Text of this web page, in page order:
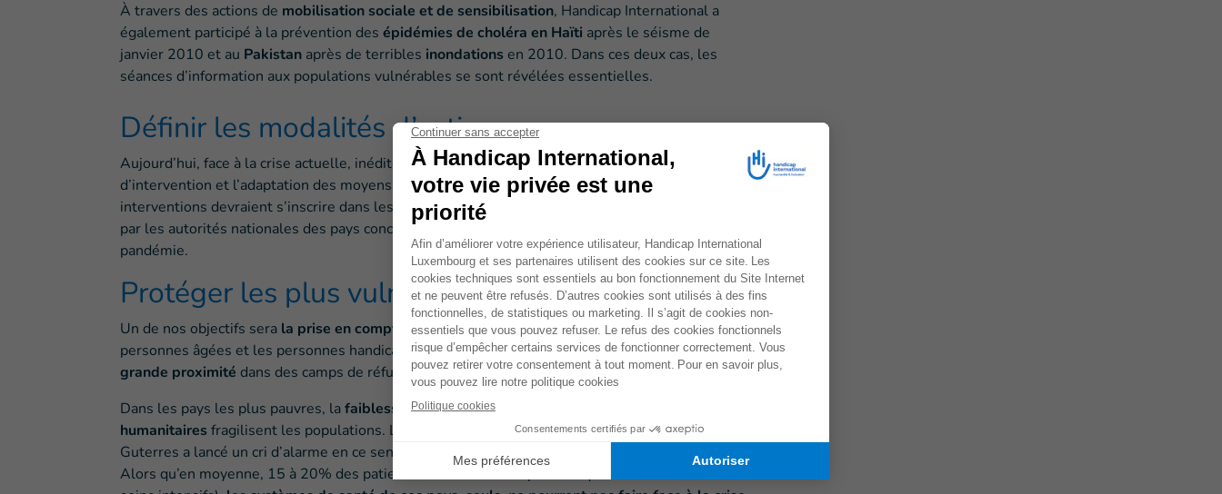
À travers des actions de mobilisation sociale et de sensibilisation, Handicap International a
également participé à la prévention des épidémies de choléra en Haïti après le séisme de
janvier 2010 et au Pakistan après de terribles inondations en 2010. Dans ces deux cas, les
séances d’information aux populations vulnérables se sont révélées essentielles.
Définir les modalités d’action
Aujourd’hui, face à la crise actuelle, inédite, l’association étudie les meilleures modalités
d’intervention et l’adaptation des moyens nécessaires pour les mettre en œuvre. Nos
interventions devraient s’inscrire dans les
stratégies de réponse au Covid-19
par les autorités nationales des pays concernés et par tous les acteurs de la réponse à la
pandémie.
Protéger les plus vulnérables Covid-19
Un de nos objectifs sera la prise en compte des populations vulnérables , notamment les
personnes âgées et les personnes handicapées, mais également les personnes vivant entrès
grande proximité dans des camps de réfugiés qui sont particulièrement à risque.
Dans les pays les plus pauvres, lafaiblesse des systèmes de santé
humanitaires fragilisent les populations. Le 19 mars, le Secrétaire Général de l’ONU Antonio
Guterres a lancé un cri d’alarme en ce sens, face à la progression de l’épidémie dans ces pays.
Alors qu’en moyenne, 15 à 20% des patients doivent être hospitalisés (dont 6% nécessitent des